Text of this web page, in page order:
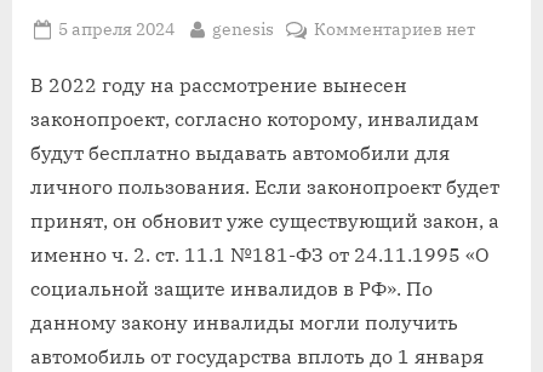
Posted
5 апреля 2024 By
genesis Комментариевк
ли
автомобили
сейчас
нет
В 2022 году на рассмотрение вынесен
законопроект, согласно которому, инвалидам
будут бесплатно выдавать автомобили для
личного пользования. Если законопроект будет
принят, он обновит уже существующий закон, а
именно ч. 2. ст. 11.1 №181-ФЗ от 24.11.1995 «О
социальной защите инвалидов в РФ». По
данному закону инвалиды могли получить
автомобиль от государства вплоть до 1 января